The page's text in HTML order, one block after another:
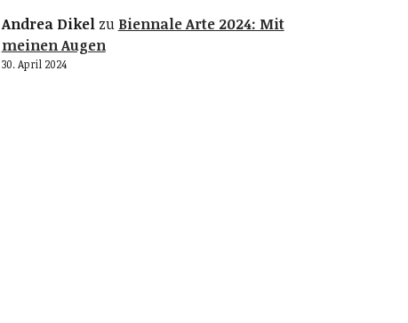
Andrea Dikelzu Biennale Arte 2024: Mit
meinen Augen
30. April 2024